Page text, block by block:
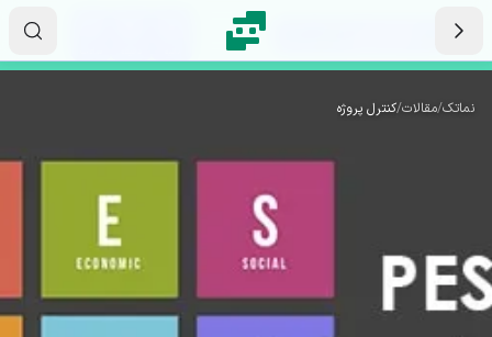
نماتک/مقالات/کنترل پروژه